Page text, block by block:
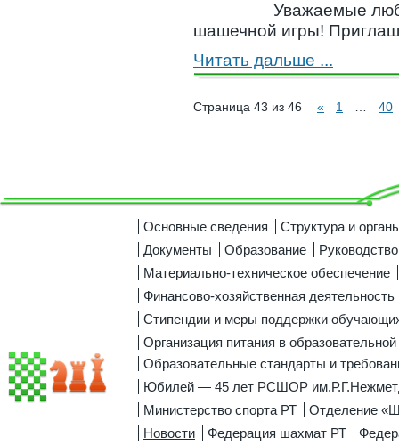
Уважаемые
шашечной игры!
Читать дальше ...
Страница 43 из 46 « 1 40
Основные сведения
Структура и
Документы
Образование
Руководство
Материально-техническое обеспечение
Финансово-хозяйственная деятельность
Стипендии и меры поддержки
Организация питания в образовательной
Образовательные стандарты и
Юбилей — 45 лет РСШОР
Министерство спорта РТ
Отделение
Новости
Федерация шахмат РТ